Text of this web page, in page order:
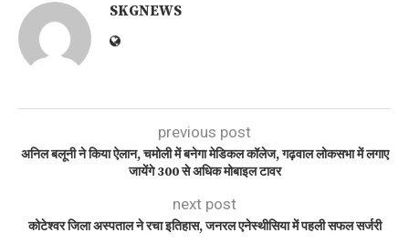
SKGNEWS
previous post
अनिल बलूनी ने किया ऐलान, चमोली में बनेगा मेडिकल कॉलेज, गढ़वाल लोकसभा में लगाए
जायेंगे 300 से अधिक मोबाइल टावर
next post
कोटेश्वर जिला अस्पताल ने रचा इतिहास, जनरल एनेस्थीसिया में पहली सफल सर्जरी